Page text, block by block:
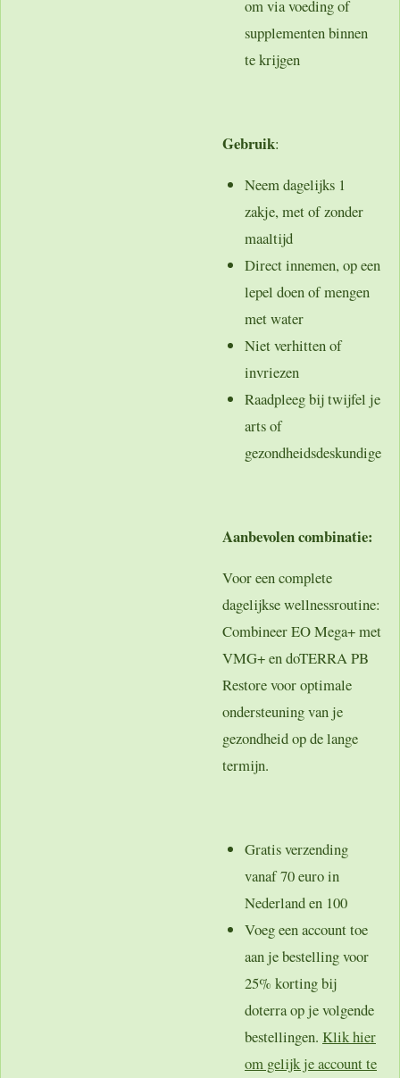
om via voeding of
supplementen binnen
te krijgen
Gebruik:
Neem dagelijks 1
zakje, met of zonder
maaltijd
Direct innemen, op een
lepel doen of mengen
met water
Niet verhitten of
invriezen
Raadpleeg bij twijfel je
arts of
gezondheidsdeskundige
Aanbevolen combinatie:
Voor een complete
dagelijkse wellnessroutine:
Combineer EO Mega+ met
VMG+ en doTERRA PB
Restorevoor optimale
ondersteuning van je
gezondheid op de lange
termijn.
Gratis verzending
vanaf 70 euro in
Nederland en 100
Voeg een account toe
aan je bestelling voor
25% korting bij
doterra op je volgende
bestellingen. Klik hier
om gelijk je account te